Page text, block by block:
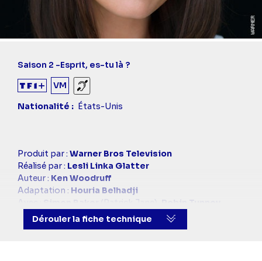
Saison 2 -Esprit, es-tu là ?
VM
Sourds et malentendants
Nationalité
États-Unis
Casting
simba
Produit par : Warner Bros Television
Réalisé par : Lesli Linka Glatter
Auteur : Ken Woodruff
Adaptation : Houria Belhadji
Avec :
(Patrick Jane),
(Teresa Lisbon),Tim Kang (Kimball Cho),
Amanda Righetti
Dérouler la fiche technique